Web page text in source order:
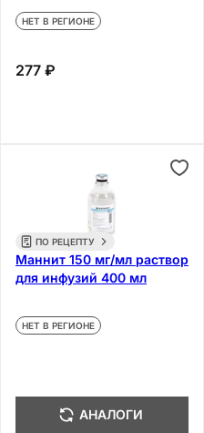
для инфузий и приема
внутрь
НЕТ В РЕГИОНЕ
277 ₽
ПО РЕЦЕПТУ
Маннит 150 мг/мл раствор
для инфузий 400 мл
НЕТ В РЕГИОНЕ
АНАЛОГИ